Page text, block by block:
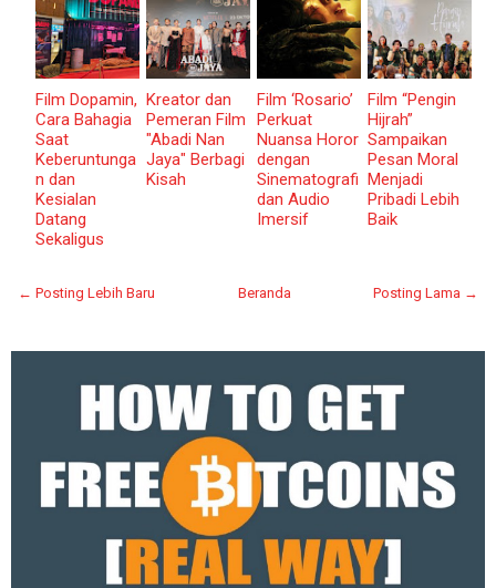
Film Dopamin,
Cara Bahagia
Saat
Keberuntunga
n dan
Kesialan
Datang
Sekaligus
Kreator dan
Pemeran Film
"Abadi Nan
Jaya" Berbagi
Kisah
Film ‘Rosario’
Perkuat
Nuansa Horor
dengan
Sinematografi
dan Audio
Imersif
Film “Pengin
Hijrah”
Sampaikan
Pesan Moral
Menjadi
Pribadi Lebih
Baik
← Posting Lebih Baru Posting Lama →
Beranda